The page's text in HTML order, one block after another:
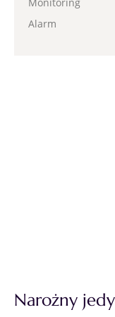
Alarm
Narożny